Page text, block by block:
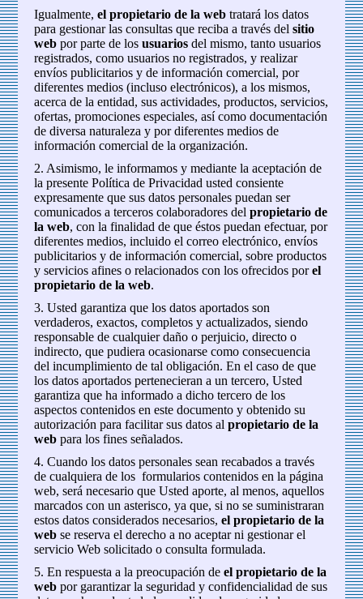
Igualmente,el propietario de la web tratará los datos
para gestionar las consultas que reciba a través delsitio
web por parte de losusuarios del mismo, tanto usuarios
registrados, como usuarios no registrados, y realizar
envíos publicitarios y de información comercial, por
diferentes medios (incluso electrónicos), a los mismos,
acerca de la entidad, sus actividades, productos, servicios,
ofertas, promociones especiales, así como documentación
de diversa naturaleza y por diferentes medios de
información comercial de la organización.
2. Asimismo, le informamos y mediante la aceptación de
la presente Política de Privacidad usted consiente
expresamente que sus datos personales puedan ser
comunicados a terceros colaboradores delpropietario de
la web, con la finalidad de que éstos puedan efectuar, por
diferentes medios, incluido el correo electrónico, envíos
publicitarios y de información comercial, sobre productos
y servicios afines o relacionados con los ofrecidos porel
propietario de la web.
3. Usted garantiza que los datos aportados son
verdaderos, exactos, completos y actualizados, siendo
responsable de cualquier daño o perjuicio, directo o
indirecto, que pudiera ocasionarse como consecuencia
del incumplimiento de tal obligación. En el caso de que
los datos aportados pertenecieran a un tercero, Usted
garantiza que ha informado a dicho tercero de los
aspectos contenidos en este documento y obtenido su
autorización para facilitar sus datos alpropietario de la
webpara los fines señalados.
4. Cuando los datos personales sean recabados a través
de cualquiera de los formularios contenidos en la página
web, será necesario que Usted aporte, al menos, aquellos
marcados con un asterisco, ya que, si no se suministraran
estos datos considerados necesarios,el propietario de la
web se reserva el derecho a no aceptar ni gestionar el
servicio Web solicitado o consulta formulada.
5. En respuesta a la preocupación deel propietario de la
web por garantizar la seguridad y confidencialidad de sus